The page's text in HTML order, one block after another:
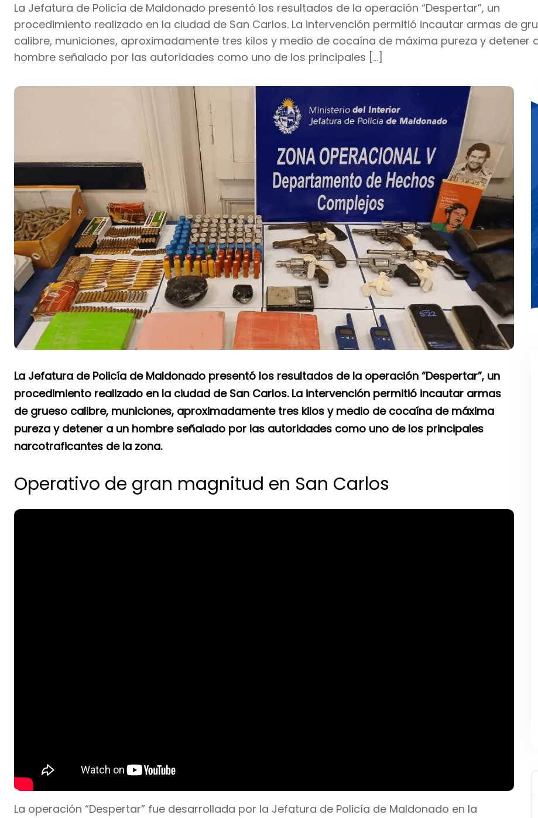
La Jefatura de Policía de Maldonado presentó los resultados de la operación “Despertar”, un
procedimiento realizado en la ciudad de San Carlos. La intervención permitió incautar armas de
calibre, municiones, aproximadamente tres kilos y medio de cocaína de máxima pureza y detener
hombre señalado por las autoridades como uno de los principales […]
La Jefatura de Policía de Maldonado presentó los resultados de la operación “Despertar”, un
procedimiento realizado en la ciudad de San Carlos. La intervención permitió incautar armas
de grueso calibre, municiones, aproximadamente tres kilos y medio de cocaína de máxima
pureza y detener a un hombre señalado por las autoridades como uno de los principales
narcotraficantes de la zona.
Operativo de gran magnitud en San Carlos
La operación “Despertar” fue desarrollada por la Jefatura de Policía de Maldonado en la